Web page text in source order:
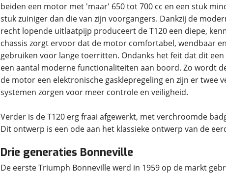
beiden een motor met 'maar' 650 tot 700 cc en een stuk
stuk zuiniger dan die van zijn voorgangers. Dankzij de
recht lopende uitlaatpijp produceert de T120 een diepe,
chassis zorgt ervoor dat de motor comfortabel, wendbaar
gebruiken voor lange toerritten. Ondanks het feit dat dit
een aantal moderne functionaliteiten aan boord. Zo wordt
de motor een elektronische gasklepregeling en zijn er twee
systemen zorgen voor meer controle en veiligheid.
Verder is de T120 erg fraai afgewerkt, met verchroomde
Drie generaties Bonneville
De eerste Triumph Bonneville werd in 1959 op de markt